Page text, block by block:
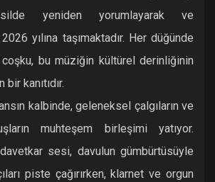
yeniden yorumlayarak ve
yılına taşımaktadır. Her düğünde
bu müziğin kültürel derinliğinin
kanıtıdır.
kalbinde, geleneksel çalgıların ve
muhteşem birleşimi yatıyor.
sesi, davulun gümbürtüsüyle
piste çağırırken, klarnet ve orgun